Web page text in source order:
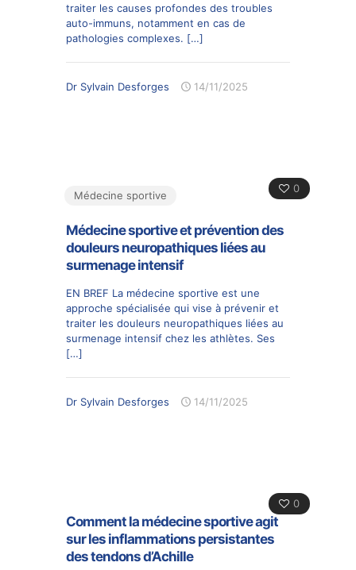
traiter les causes profondes des troubles
auto-immuns, notamment en cas de
pathologies complexes. […]
Dr Sylvain Desforges 14/11/2025
0
Médecine sportive
Médecine sportive et prévention des
douleurs neuropathiques liées au
surmenage intensif
EN BREF La médecine sportive est une
approche spécialisée qui vise à prévenir et
traiter les douleurs neuropathiques liées au
surmenage intensif chez les athlètes. Ses
[…]
Dr Sylvain Desforges 14/11/2025
0
Comment la médecine sportive agit
sur les inflammations persistantes
des tendons d’Achille